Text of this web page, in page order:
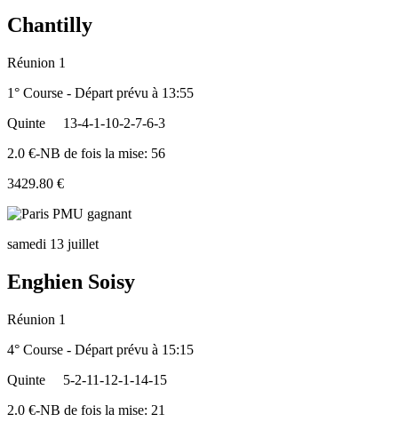
Chantilly
Réunion 1
1° Course - Départ prévu à 13:55
Quinte
13-4-1-10-2-7-6-3
2.0 €-NB de fois la mise: 56
3429.80 €
samedi 13 juillet
Enghien Soisy
Réunion 1
4° Course - Départ prévu à 15:15
Quinte
5-2-11-12-1-14-15
2.0 €-NB de fois la mise: 21